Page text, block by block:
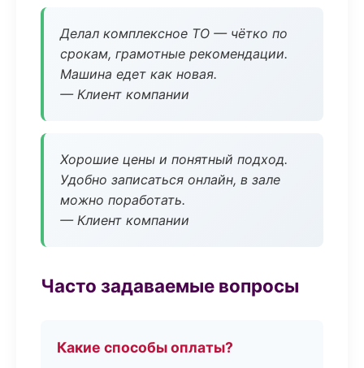
Делал комплексное ТО — чётко по
срокам, грамотные рекомендации.
Машина едет как новая.
— Клиент компании
Хорошие цены и понятный подход.
Удобно записаться онлайн, в зале
можно поработать.
— Клиент компании
Часто задаваемые вопросы
Какие способы оплаты?